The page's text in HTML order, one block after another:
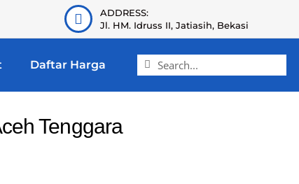
ADDRESS:
Jl. HM. Idruss II, Jatiasih, Bekasi
Daftar Harga
Tenggara